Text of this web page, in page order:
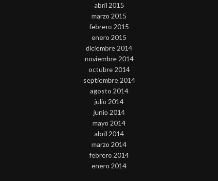
abril 2015
marzo 2015
febrero 2015
enero 2015
diciembre 2014
noviembre 2014
octubre 2014
septiembre 2014
agosto 2014
julio 2014
junio 2014
mayo 2014
abril 2014
marzo 2014
febrero 2014
enero 2014